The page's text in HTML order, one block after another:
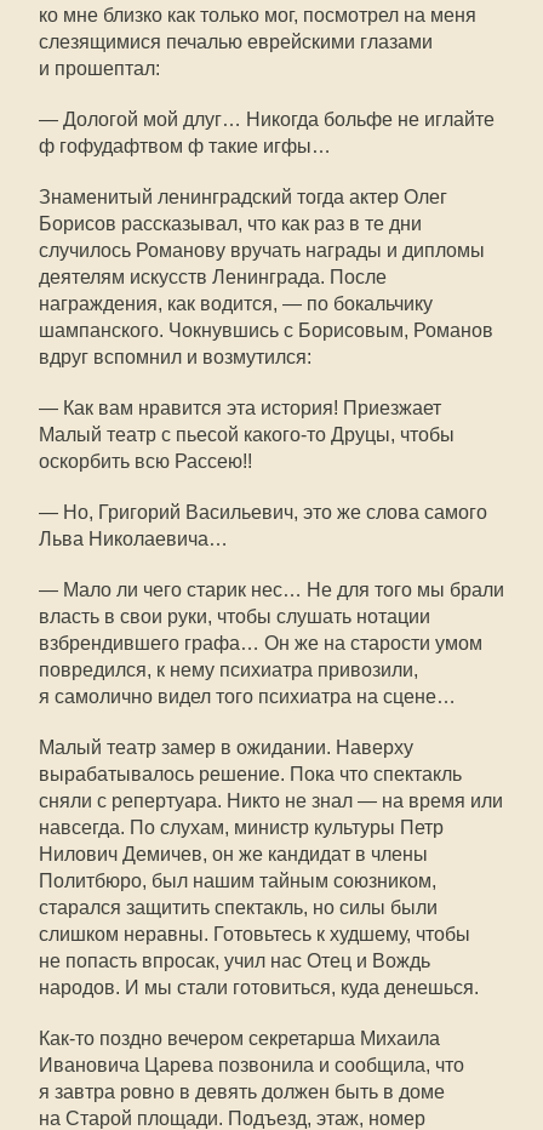
ко мне близко как только мог, посмотрел на меня
слезящимися печалью еврейскими глазами
и прошептал:
— Дологой мой длуг… Никогда больфе не иглайте
ф гофудафтвом ф такие игфы…
Знаменитый ленинградский тогда актер Олег
Борисов рассказывал, что как раз в те дни
случилось Романову вручать награды и дипломы
деятелям искусств Ленинграда. После
награждения, как водится, — по бокальчику
шампанского. Чокнувшись с Борисовым, Романов
вдруг вспомнил и возмутился:
— Как вам нравится эта история! Приезжает
Малый театр с пьесой какого-то Друцы, чтобы
оскорбить всю Рассею!!
— Но, Григорий Васильевич, это же слова самого
Льва Николаевича…
— Мало ли чего старик нес… Не для того мы брали
власть в свои руки, чтобы слушать нотации
взбрендившего графа… Он же на старости умом
повредился, к нему психиатра привозили,
я самолично видел того психиатра на сцене…
Малый театр замер в ожидании. Наверху
вырабатывалось решение. Пока что спектакль
сняли с репертуара. Никто не знал — на время или
навсегда. По слухам, министр культуры Петр
Нилович Демичев, он же кандидат в члены
Политбюро, был нашим тайным союзником,
старался защитить спектакль, но силы были
слишком неравны. Готовьтесь к худшему, чтобы
не попасть впросак, учил нас Отец и Вождь
народов. И мы стали готовиться, куда денешься.
Как-то поздно вечером секретарша Михаила
Ивановича Царева позвонила и сообщила, что
я завтра ровно в девять должен быть в доме
на Старой площади. Подъезд, этаж, номер